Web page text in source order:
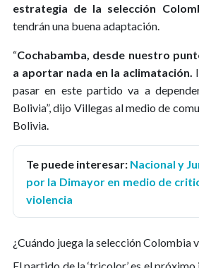
estrategia de la selección
tendrán una buena adaptación.
“Cochabamba, desde nuestro
a aportar nada en la aclimatación.
pasar en este partido va a
Bolivia”, dijo Villegas al medio de
Bolivia.
Te puede interesar: Nacional y
por la Dimayor en medio de
violencia
¿Cuándo juega la selección Colombia